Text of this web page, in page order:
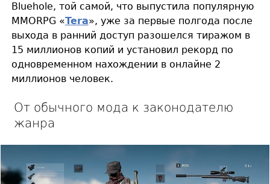
Bluehole, той самой, что выпустила популярную
MMORPG «Tera», уже за первые полгода после
выхода в ранний доступ разошелся тиражом в
15 миллионов копий и установил рекорд по
одновременном нахождении в онлайне 2
миллионов человек.
От обычного мода к законодателю
жанра